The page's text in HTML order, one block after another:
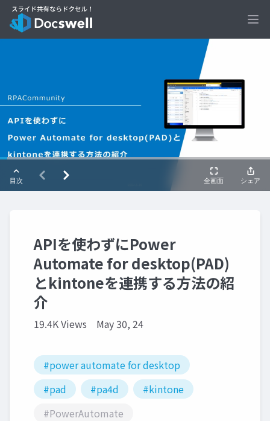
APIを使わずにPower
Automate for desktop(PAD)
とkintoneを連携する方法の紹
介
19.4K Views May 30, 24
#power automate for desktop
#pad
#pa4d
#kintone
#PowerAutomate